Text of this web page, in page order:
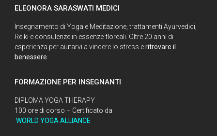
ELEONORA SARASWATI MEDICI
Insegnamento di Yoga e Meditazione, trattamenti Ayurvedici,
Reiki e consulenze in essenze floreali. Oltre 20 anni di
esperienza per aiutarvi a vincere lo stress eritrovare il
benessere
FORMAZIONE PER INSEGNANTI
DIPLOMA YOGA THERAPY
100 ore di corso – Certificato da
WORLD YOGA ALLIANCE